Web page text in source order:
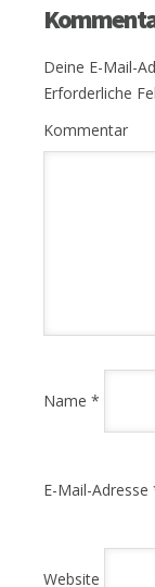
Deine E-Mail-
Erforderliche
Kommentar
Name *
E-Mail-Adresse
Website